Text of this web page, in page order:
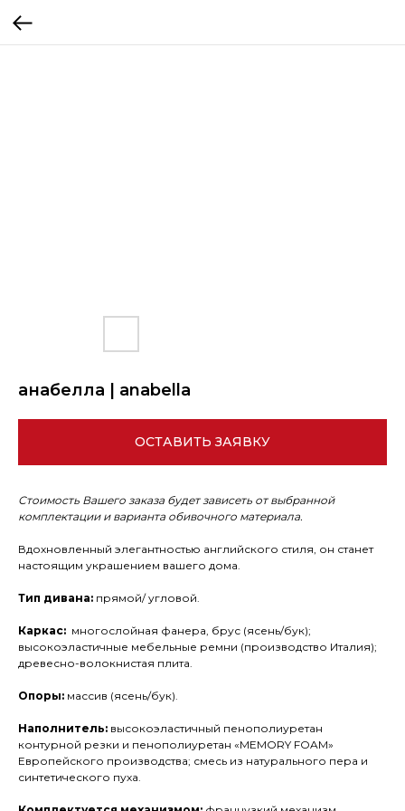
анабелла | anabella
ОСТАВИТЬ ЗАЯВКУ
Стоимость Вашего заказа будет зависеть от выбранной
комплектации и варианта обивочного материала.
Вдохновленный элегантностью английского стиля, он станет
настоящим украшением вашего дома.
Тип дивана: прямой/ угловой.
Каркас: многослойная фанера, брус (ясень/бук);
высокоэластичные мебельные ремни (производство Италия);
древесно-волокнистая плита.
Опоры: массив (ясень/бук).
Наполнитель: высокоэластичный пенополиуретан
контурной резки и пенополиуретан «MEMORY FOAM»
Европейского производства; смесь из натурального пера и
синтетического пуха.